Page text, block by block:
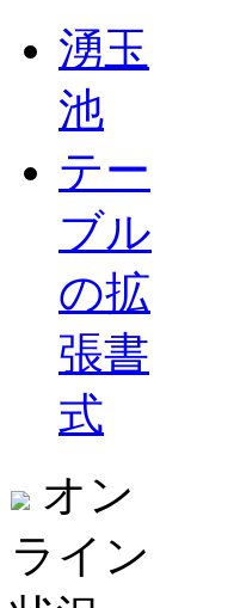
湧玉
池
テー
ブル
の拡
張書
式
オン
ライン